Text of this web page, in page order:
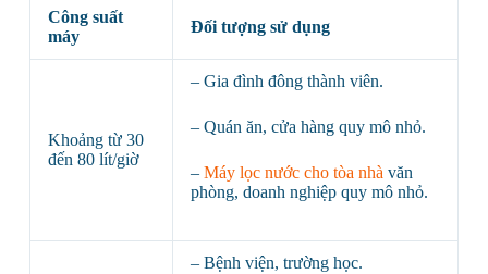
Công suất
máy
Đối tượng sử dụng
Khoảng từ 30
đến 80 lít/giờ
– Gia đình đông thành viên.
– Quán ăn, cửa hàng quy mô nhỏ.
– Máy lọc nước cho tòa nhà văn
phòng, doanh nghiệp quy mô nhỏ.
– Bệnh viện, trường học.